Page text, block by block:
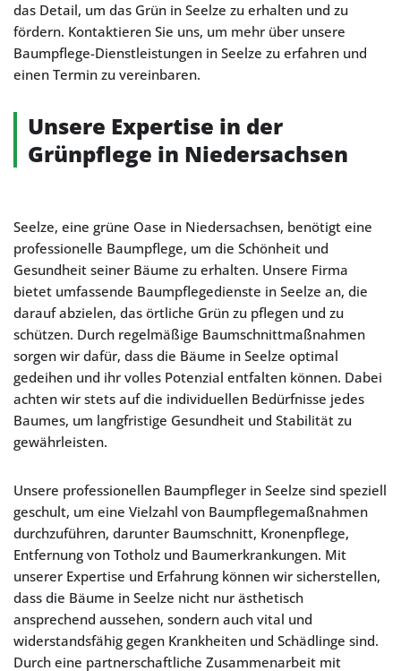
das Detail, um das Grün in Seelze zu erhalten und zu
fördern. Kontaktieren Sie uns, um mehr über unsere
Baumpflege-Dienstleistungen in Seelze zu erfahren und
einen Termin zu vereinbaren.
Unsere Expertise in der
Grünpflege in Niedersachsen
Seelze, eine grüne Oase in Niedersachsen, benötigt eine
professionelle Baumpflege, um die Schönheit und
Gesundheit seiner Bäume zu erhalten. Unsere Firma
bietet umfassende Baumpflegedienste in Seelze an, die
darauf abzielen, das örtliche Grün zu pflegen und zu
schützen. Durch regelmäßige Baumschnittmaßnahmen
sorgen wir dafür, dass die Bäume in Seelze optimal
gedeihen und ihr volles Potenzial entfalten können. Dabei
achten wir stets auf die individuellen Bedürfnisse jedes
Baumes, um langfristige Gesundheit und Stabilität zu
gewährleisten.
Unsere professionellen Baumpfleger in Seelze sind speziell
geschult, um eine Vielzahl von Baumpflegemaßnahmen
durchzuführen, darunter Baumschnitt, Kronenpflege,
Entfernung von Totholz und Baumerkrankungen. Mit
unserer Expertise und Erfahrung können wir sicherstellen,
dass die Bäume in Seelze nicht nur ästhetisch
ansprechend aussehen, sondern auch vital und
widerstandsfähig gegen Krankheiten und Schädlinge sind.
Durch eine partnerschaftliche Zusammenarbeit mit